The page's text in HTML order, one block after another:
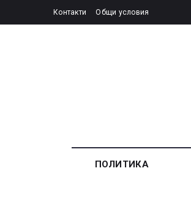
Контакти Общи условия
ПОЛИТИКА